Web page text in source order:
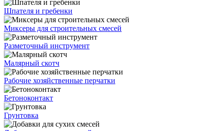
Шпателя и гребенки
Миксеры для строительных смесей
Разметочный инструмент
Малярный скотч
Рабочие хозяйственные перчатки
Бетоноконтакт
Грунтовка